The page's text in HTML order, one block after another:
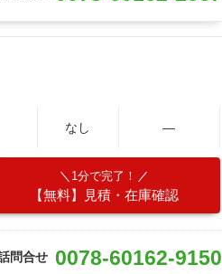
なし ―
1分で完了！
【無料】見積・在庫確認
問合せ 0078-60162-9150